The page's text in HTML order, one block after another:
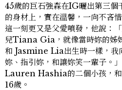
45歲的巨石強森在IG曬出第三個
的身材上，實在溫馨，一向不吝
這一刻更又是父愛噴發，他說：
兒Tiana Gia，就像當時妳的
和 Jasmine Lia出生時一樣，我
妳、指引妳，和讓妳笑一輩子。
Lauren Hashia的二個小孩，和
16歲。